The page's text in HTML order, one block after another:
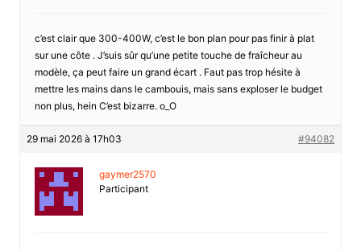
c’est clair que 300-400W, c’est le bon plan pour pas finir à plat
sur une côte . J’suis sûr qu’une petite touche de fraîcheur au
modèle, ça peut faire un grand écart . Faut pas trop hésite à
mettre les mains dans le cambouis, mais sans exploser le budget
non plus, hein C’est bizarre. o_O
29 mai 2026 à 17h03 #94082
gaymer2570
Participant